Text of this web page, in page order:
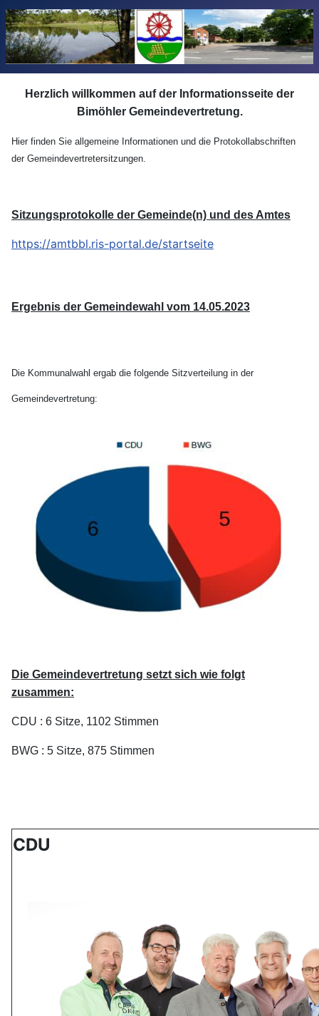
Herzlich willkommen auf der Informationsseite der
Bimöhler Gemeindevertretung.
Hier finden Sie allgemeine Informationen und die Protokollabschriften
der Gemeindevertretersitzungen.
Sitzungsprotokolle der Gemeinde(n) und des Amtes
https://amtbbl.ris-portal.de/startseite
Ergebnis der Gemeindewahl vom 14.05.2023
Die Kommunalwahl ergab die folgende Sitzverteilung in der
Gemeindevertretung:
Die Gemeindevertretung setzt sich wie folgt
zusammen:
CDU : 6 Sitze, 1102 Stimmen
BWG : 5 Sitze, 875 Stimmen
CDU